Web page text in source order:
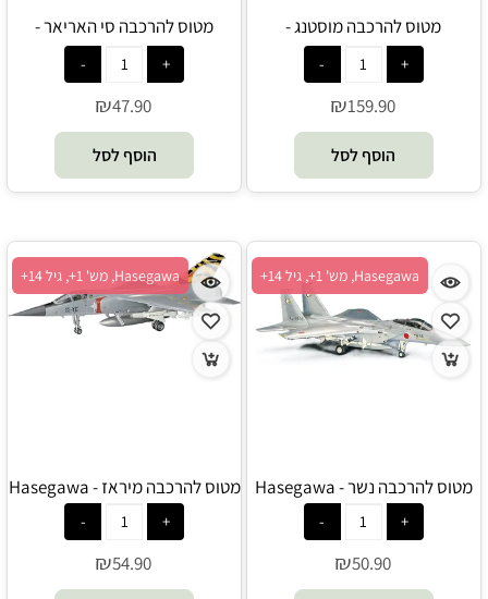
מטוס להרכבה מוסטנג -
Hasegawa
₪159.90
הוסף לסל
מטוס להרכבה סי האריאר -
Hasegawa
₪47.90
הוסף לסל
Hasegawa, מש' 1+, גיל 14+
מטוס להרכבה נשר - Hasegawa
₪50.90
Hasegawa, מש' 1+, גיל 14+
מטוס להרכבה מיראז - Hasegawa
₪54.90